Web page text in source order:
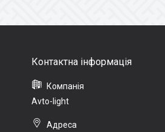
Avto-light